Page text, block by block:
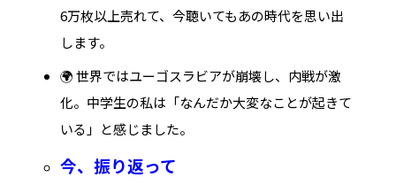
6万枚以上売れて、今聴いてもあの時代を思い出
します。
🌍 世界ではユーゴスラビアが崩壊し、内戦が激
化。中学生の私は「なんだか大変なことが起きて
いる」と感じました。
今、振り返って